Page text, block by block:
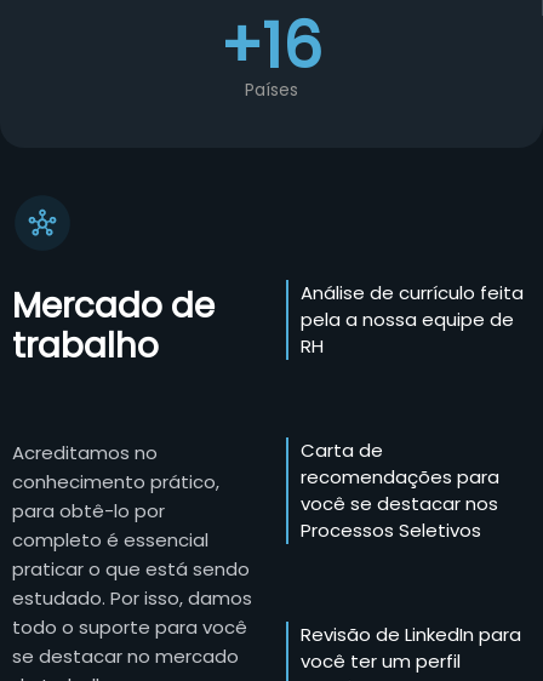
+16
Países
Mercado de
trabalho
Acreditamos no
conhecimento prático,
para obtê-lo por
completo é essencial
praticar o que está sendo
estudado. Por isso, damos
todo o suporte para você
se destacar no mercado
Análise de currículo feita
pela a nossa equipe de
RH
Carta de
recomendações para
você se destacar nos
Processos Seletivos
Revisão de LinkedIn para
você ter um perfil